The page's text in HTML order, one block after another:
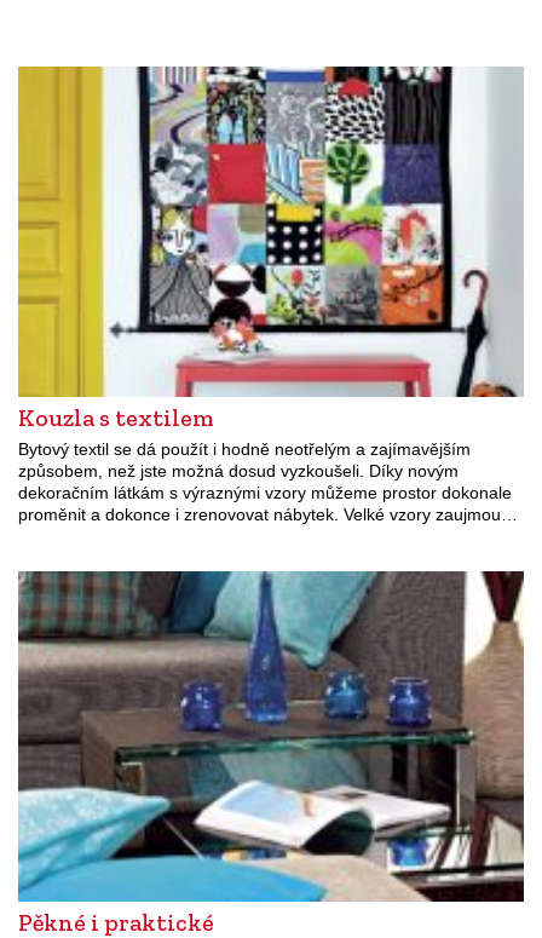
Kouzla s textilem
Bytový textil se dá použít i hodně neotřelým a zajímavějším
způsobem, než jste možná dosud vyzkoušeli. Díky novým
dekoračním látkám s výraznými vzory můžeme prostor dokonale
proměnit a dokonce i zrenovovat nábytek. Velké vzory zaujmou…
Pěkné i praktické